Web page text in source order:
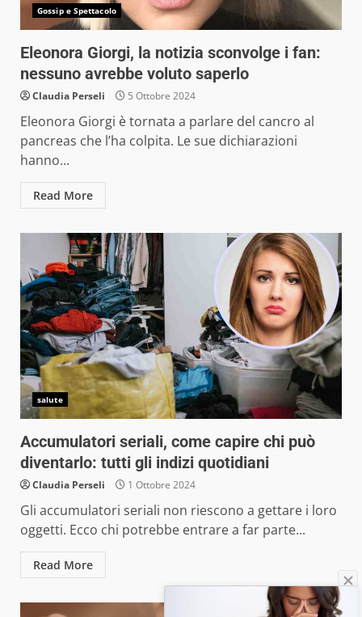
Gossip e Spettacolo
Eleonora Giorgi, la notizia sconvolge i fan:
nessuno avrebbe voluto saperlo
Claudia Perseli 5 Ottobre 2024
Eleonora Giorgi è tornata a parlare del cancro al
pancreas che l’ha colpita. Le sue dichiarazioni
hanno...
Read More
salute
Accumulatori seriali, come capire chi può
diventarlo: tutti gli indizi quotidiani
Claudia Perseli 1 Ottobre 2024
Gli accumulatori seriali non riescono a gettare i loro
oggetti. Ecco chi potrebbe entrare a far parte...
Read More